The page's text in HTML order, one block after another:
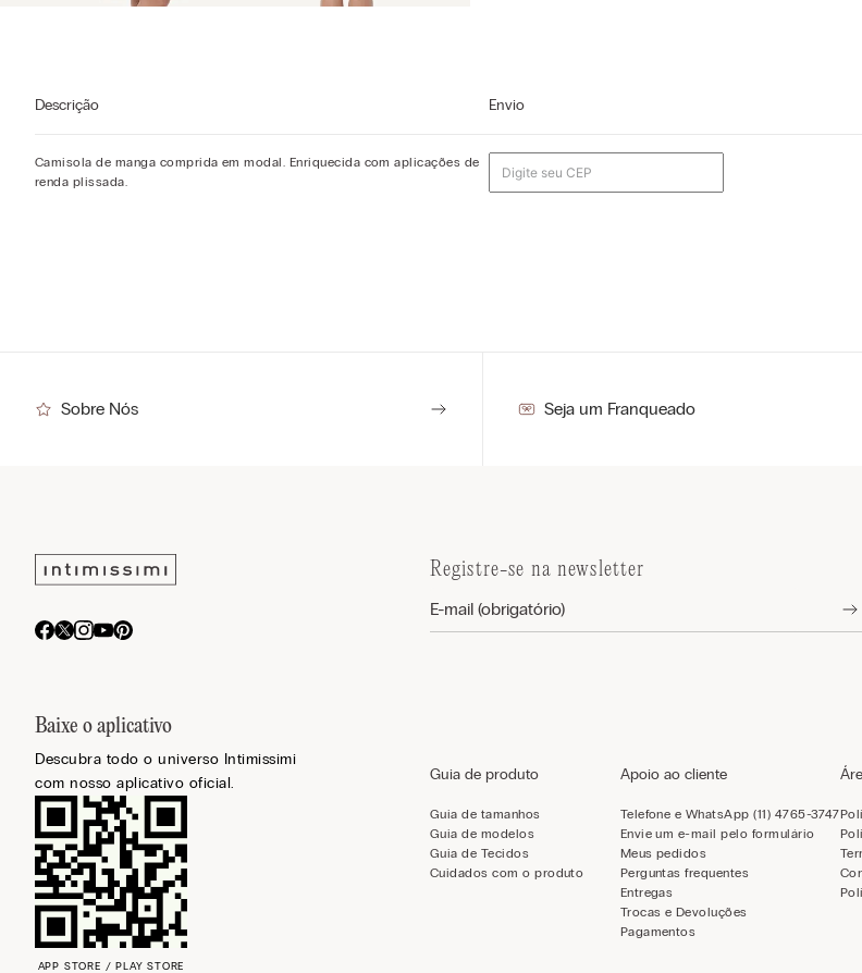
Descrição
Camisola de manga comprida em modal. Enriquecida com aplicações de
renda plissada.
Envio
Sobre Nós Seja um Franqueado
Baixe o aplicativo
Descubra todo o universo Intimissimi
com nosso aplicativo oficial.
APP STORE / PLAY STORE
Registre-se na newsletter
Guia de produto
Guia de tamanhos
Guia de modelos
Guia de Tecidos
Cuidados com o produto
Apoio ao cliente
Telefone e WhatsApp (11) 4765-3747
Envie um e-mail pelo formulário
Meus pedidos
Perguntas frequentes
Entregas
Trocas e Devoluções
Pagamentos